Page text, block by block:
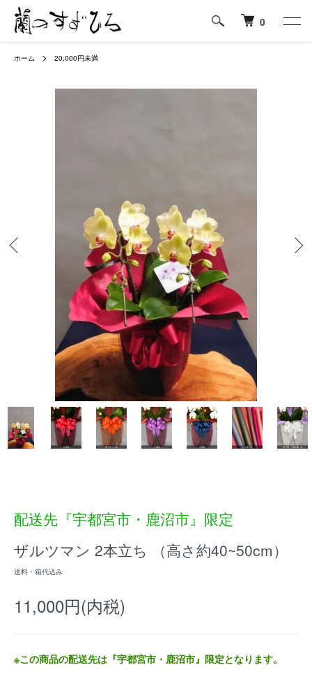
0
ホーム 20,000円未満
配送先『宇都宮市・鹿沼市』限定
ザルツマン 2本立ち （高さ約40~50cm）
送料・箱代込み
11,000円(内税)
※この商品の配送先は『宇都宮市・鹿沼市』限定となります。